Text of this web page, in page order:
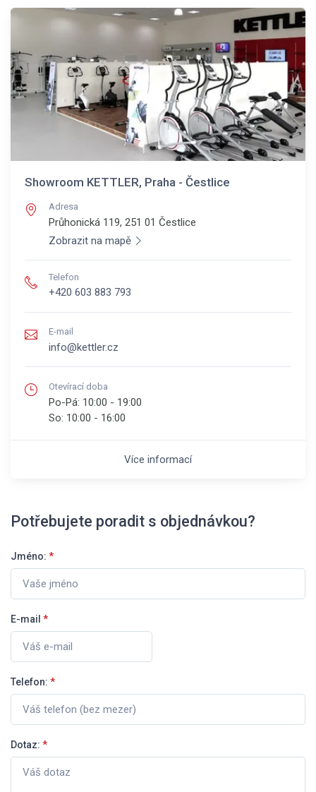
Showroom KETTLER, Praha - Čestlice
Adresa
Průhonická 119, 251 01 Čestlice
Zobrazit na mapě
Telefon
+420 603 883 793
E-mail
info@kettler.cz
Otevírací doba
Po-Pá: 10:00 - 19:00
So: 10:00 - 16:00
Více informací
Potřebujete poradit s objednávkou?
Jméno: *
E-mail *
Telefon: *
Dotaz: *